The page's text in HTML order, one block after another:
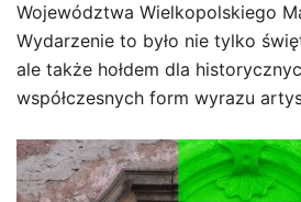
Województwa Wielkopolskiego
Wydarzenie to było nie tylko
ale także hołdem dla
współczesnych form wyrazu